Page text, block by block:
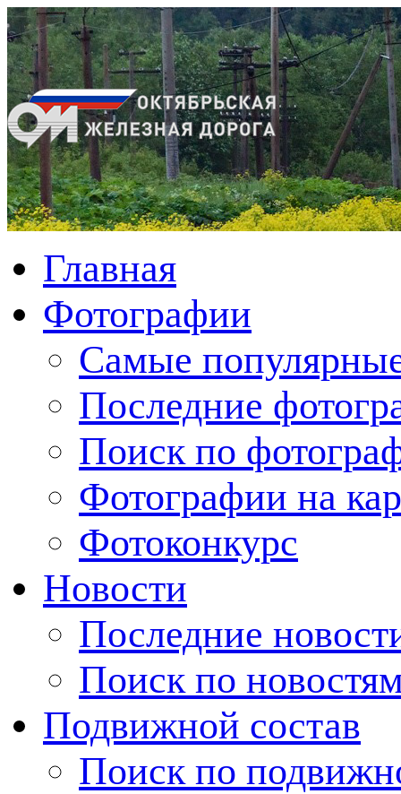
Главная
Фотографии
Cамые
Последние
Поиск по
Фотографии на
Фотоконкурс
Новости
Последние
Поиск по
Подвижной состав
Поиск по